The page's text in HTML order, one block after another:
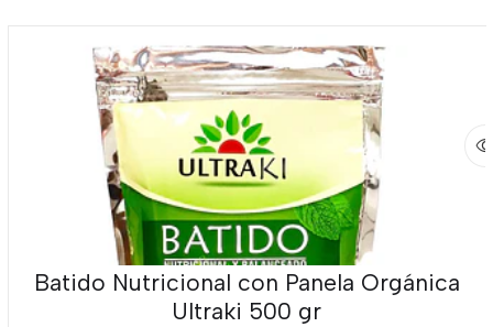
Batido Nutricional con Panela Orgánica
Ultraki 500 gr